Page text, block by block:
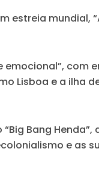
mundial,
com
Lisboa e a ilha
Bang
e as